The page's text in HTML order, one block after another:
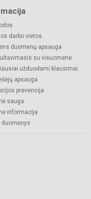
darbo vietos
duomenų apsauga
su visuomene
užduodami klausimai
apsauga
prevencija
sauga
informacija
duomenys